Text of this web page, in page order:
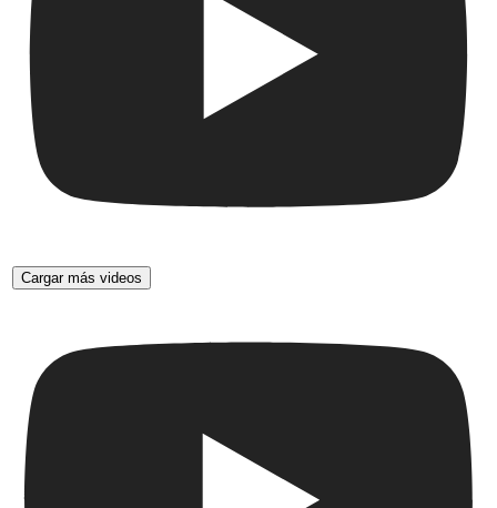
Cargar más videos